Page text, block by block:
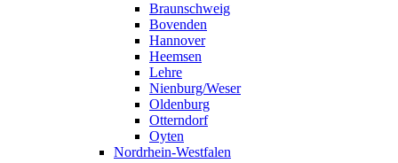
Braunschweig
Bovenden
Hannover
Heemsen
Lehre
Nienburg/Weser
Oldenburg
Otterndorf
Oyten
Nordrhein-Westfalen